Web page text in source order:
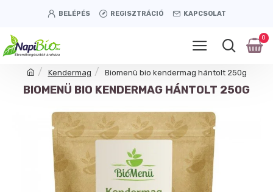
BELÉPÉS REGISZTRÁCIÓ KAPCSOLAT
0
Kendermag Biomenü bio kendermag hántolt 250g
BIOMENÜ BIO KENDERMAG HÁNTOLT 250G